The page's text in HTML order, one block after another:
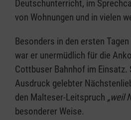
Deutschunterricht, im
von Wohnungen und in vielen
Besonders in den ersten
war er unermüdlich für die
Cottbuser Bahnhof im Einsatz.
Ausdruck gelebter
den Malteser-Leitspruch „weil
besonderer Weise.